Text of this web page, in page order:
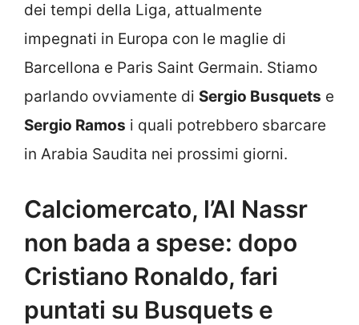
dei tempi della Liga, attualmente
impegnati in Europa con le maglie di
Barcellona e Paris Saint Germain. Stiamo
parlando ovviamente di Sergio Busquets e
Sergio Ramos i quali potrebbero sbarcare
in Arabia Saudita nei prossimi giorni.
Calciomercato, l’Al Nassr
non bada a spese: dopo
Cristiano Ronaldo, fari
puntati su Busquets e